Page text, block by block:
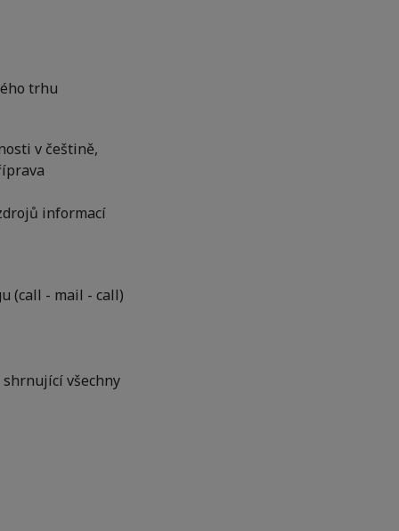
trhu
v češtině,
informací
(call - mail - call)
všechny